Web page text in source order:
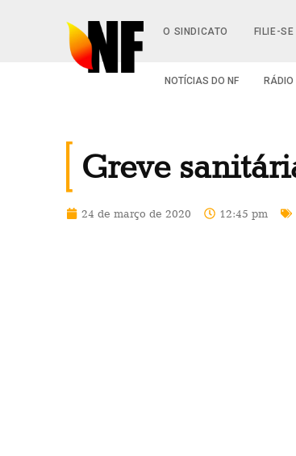
O SINDICATO FILIE-SE
NOTÍCIAS DO NF RÁDIO
Greve
24 de março de 2020 12:45 pm